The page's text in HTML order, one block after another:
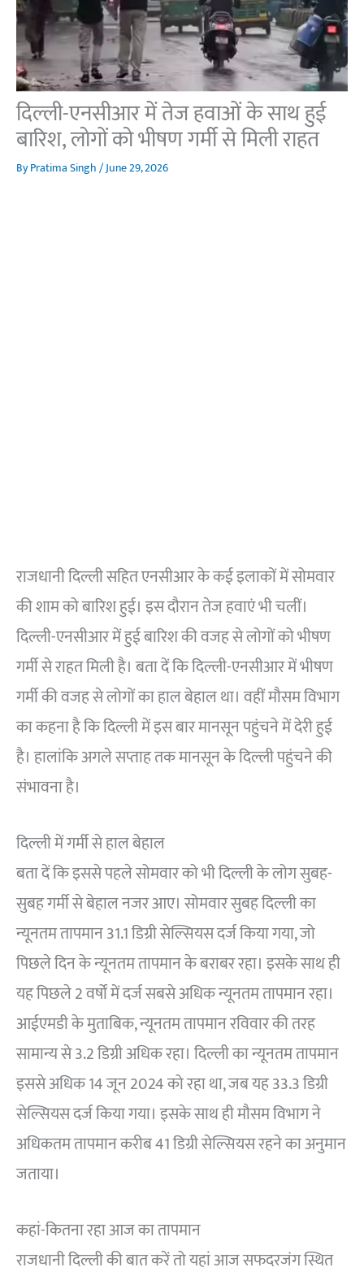
दिल्ली-एनसीआर में तेज हवाओं के साथ हुई
बारिश, लोगों को भीषण गर्मी से मिली राहत
ByPratima Singh/June 29, 2026
राजधानी दिल्ली सहित एनसीआर के कई इलाकों में सोमवार
की शाम को बारिश हुई। इस दौरान तेज हवाएं भी चलीं।
दिल्ली-एनसीआर में हुई बारिश की वजह से लोगों को भीषण
गर्मी से राहत मिली है। बता दें कि दिल्ली-एनसीआर में भीषण
गर्मी की वजह से लोगों का हाल बेहाल था। वहीं मौसम विभाग
का कहना है कि दिल्ली में इस बार मानसून पहुंचने में देरी हुई
है। हालांकि अगले सप्ताह तक मानसून के दिल्ली पहुंचने की
संभावना है।
दिल्ली में गर्मी से हाल बेहाल
बता दें कि इससे पहले सोमवार को भी दिल्ली के लोग सुबह-
सुबह गर्मी से बेहाल नजर आए। सोमवार सुबह दिल्ली का
न्यूनतम तापमान 31.1 डिग्री सेल्सियस दर्ज किया गया, जो
पिछले दिन के न्यूनतम तापमान के बराबर रहा। इसके साथ ही
यह पिछले 2 वर्षों में दर्ज सबसे अधिक न्यूनतम तापमान रहा।
आईएमडी के मुताबिक, न्यूनतम तापमान रविवार की तरह
सामान्य से 3.2 डिग्री अधिक रहा। दिल्ली का न्यूनतम तापमान
इससे अधिक 14 जून 2024 को रहा था, जब यह 33.3 डिग्री
सेल्सियस दर्ज किया गया। इसके साथ ही मौसम विभाग ने
अधिकतम तापमान करीब 41 डिग्री सेल्सियस रहने का अनुमान
जताया।
कहां-कितना रहा आज का तापमान
राजधानी दिल्ली की बात करें तो यहां आज सफदरजंग स्थित